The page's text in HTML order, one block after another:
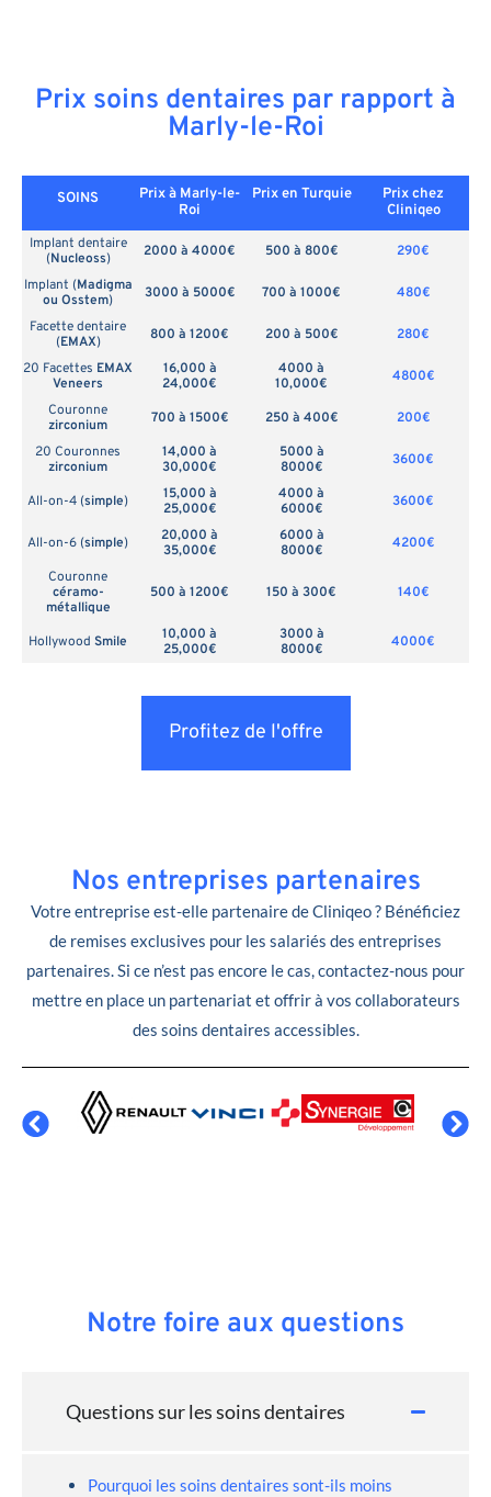
Prix soins dentaires par rapport à
Marly-le-Roi
SOINS
Prix à Marly-le-
Roi
Prix en Turquie
Prix chez
Cliniqeo
Implant dentaire
(Nucleoss) 2000 à 4000€ 500 à 800€
290€
Implant (Madigma
ou Osstem) 3000 à 5000€ 700 à 1000€
480€
Facette dentaire
(EMAX) 800 à 1200€ 200 à 500€
280€
20 Facettes EMAX
Veneers
16,000 à
24,000€
4000 à
10,000€
4800€
Couronne
zirconium
700 à 1500€ 250 à 400€
200€
20 Couronnes
zirconium
14,000 à
30,000€
5000 à
8000€
3600€
All-on-4 (simple)
15,000 à
25,000€
4000 à
6000€
3600€
All-on-6 (simple)
20,000 à
35,000€
6000 à
8000€
4200€
Couronne
céramo-
métallique
500 à 1200€ 150 à 300€ 140€
Hollywood Smile
10,000 à
25,000€
3000 à
8000€
4000€
Profitez de l'offre
Nos entreprises partenaires
Votre entreprise est-elle partenaire de Cliniqeo ? Bénéficiez
de remises exclusives pour les salariés des entreprises
partenaires. Si ce n’est pas encore le cas, contactez-nous pour
mettre en place un partenariat et offrir à vos collaborateurs
des soins dentaires accessibles.
Notre foire aux questions
Questions sur les soins dentaires
Pourquoi les soins dentaires sont-ils moins